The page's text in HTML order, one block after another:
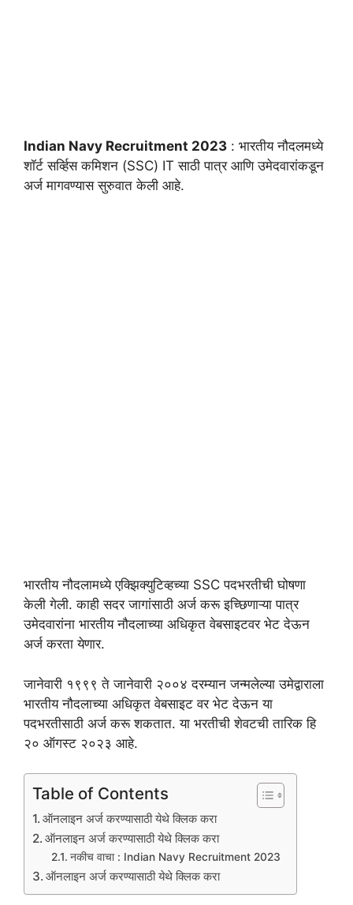
Indian Navy Recruitment 2023 : भारतीय नौदलमध्ये
शॉर्ट सर्व्हिस कमिशन (SSC) IT साठी पात्र आणि उमेदवारांकडून
अर्ज मागवण्यास सुरुवात केली आहे.
भारतीय नौदलामध्ये एक्झिक्युटिव्हच्या SSC पदभरतीची घोषणा
केली गेली. काही सदर जागांसाठी अर्ज करू इच्छिणाऱ्या पात्र
उमेदवारांना भारतीय नौदलाच्या अधिकृत वेबसाइटवर भेट देऊन
अर्ज करता येणार.
जानेवारी १९९९ ते जानेवारी २००४ दरम्यान जन्मलेल्या उमेद्वाराला
भारतीय नौदलाच्या अधिकृत वेबसाइट वर भेट देऊन या
पदभरतीसाठी अर्ज करू शकतात. या भरतीची शेवटची तारिक हि
२० ऑगस्ट २०२३ आहे.
Table of Contents
ऑनलाइन अर्ज करण्यासाठी येथे क्लिक करा
ऑनलाइन अर्ज करण्यासाठी येथे क्लिक करा
नकीच वाचा : Indian Navy Recruitment 2023
ऑनलाइन अर्ज करण्यासाठी येथे क्लिक करा